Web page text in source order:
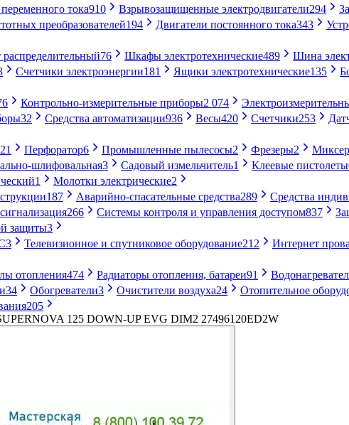
тока910 Взрывозащищенные электродвигатели294
преобразователей194 Двигатели постоянного тока343
76 Шкафы электротехнические489 Шина
Счетчики электроэнергии181 Ящики электротехнические135
Контрольно-измерительные приборы2 074
32 Средства автоматизации936 Весы420 Счетчики253
21 Перфоратор6 Промышленные пылесосы2 Фрезеры2
шлифовальная3 Садовый измельчитель1 Клеевые пистолеты
1 Молотки электрические2
187 Аварийно-спасательные средства289 Средства
266 Системы контроля и управления доступом837
защиты3
3 Телевизионное и спутниковое оборудование212 Интернет
отопления474 Радиаторы отопления, батареи91
34 Обогреватели3 Очистители воздуха24 Отопительное
205
125 DOWN-UP EVG DIM2 27496120ED2W